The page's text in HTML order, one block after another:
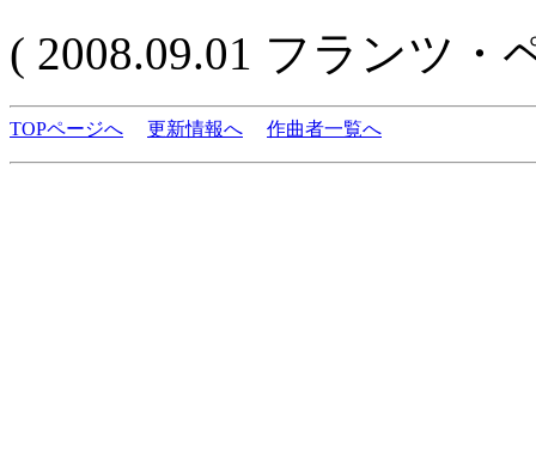
( 2008.09.01 フランツ・
TOPページへ 更新情報へ 作曲者一覧へ